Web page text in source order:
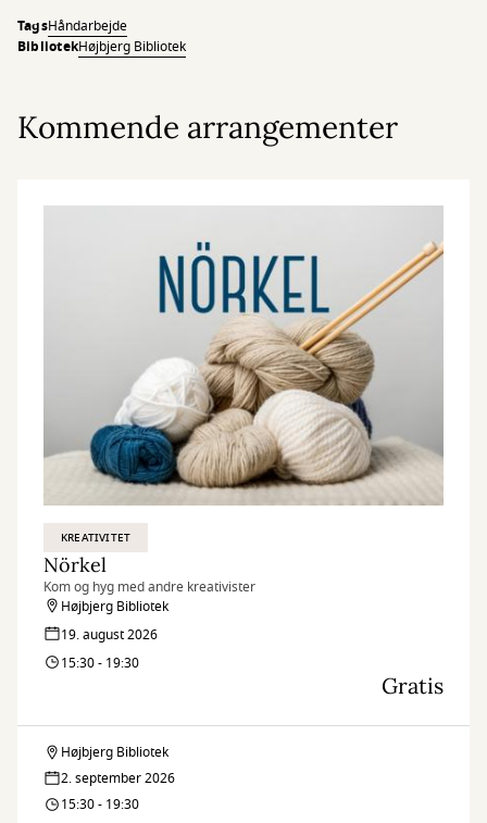
TagsHåndarbejde
BibliotekHøjbjerg Bibliotek
Kommende arrangementer
KREATIVITET
Nörkel
Kom og hyg med andre kreativister
Højbjerg Bibliotek
19. august 2026
15:30 - 19:30
Gratis
Nörkel
Højbjerg Bibliotek
2. september 2026
15:30 - 19:30